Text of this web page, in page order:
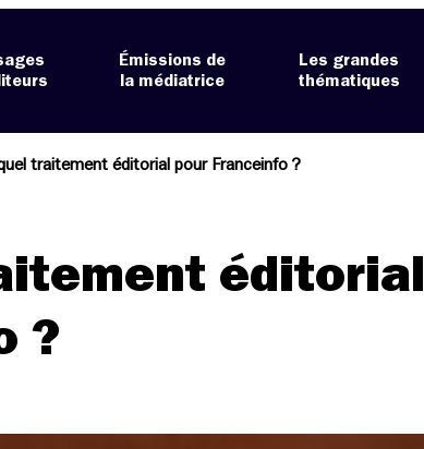
Émissions de
la médiatrice
Les grandes
thématiques
traitement éditorial pour Franceinfo ?
éditorial
?